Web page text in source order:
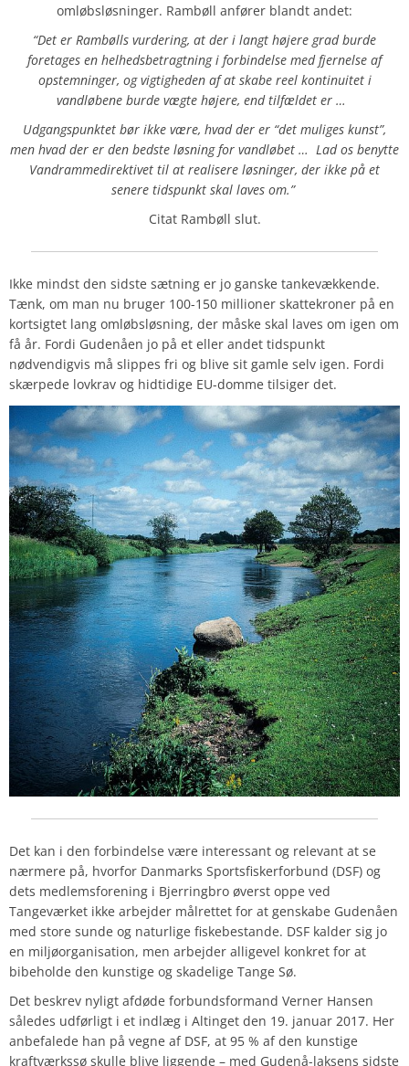
omløbsløsninger. Rambøll anfører blandt andet:
“Det er Rambølls vurdering, at der i langt højere grad burde
foretages en helhedsbetragtning i forbindelse med fjernelse af
opstemninger, og vigtigheden af at skabe reel kontinuitet i
vandløbene burde vægte højere, end tilfældet er …
Udgangspunktet bør ikke være, hvad der er “det muliges kunst”,
men hvad der er den bedste løsning for vandløbet … Lad os benytte
Vandrammedirektivet til at realisere løsninger, der ikke på et
senere tidspunkt skal laves om.”
Citat Rambøll slut.
Ikke mindst den sidste sætning er jo ganske tankevækkende.
Tænk, om man nu bruger 100-150 millioner skattekroner på en
kortsigtet lang omløbsløsning, der måske skal laves om igen om
få år. Fordi Gudenåen jo på et eller andet tidspunkt
nødvendigvis må slippes fri og blive sit gamle selv igen. Fordi
skærpede lovkrav og hidtidige EU-domme tilsiger det.
Det kan i den forbindelse være interessant og relevant at se
nærmere på, hvorfor Danmarks Sportsfiskerforbund (DSF) og
dets medlemsforening i Bjerringbro øverst oppe ved
Tangeværket ikke arbejder målrettet for at genskabe Gudenåen
med store sunde og naturlige fiskebestande. DSF kalder sig jo
en miljøorganisation, men arbejder alligevel konkret for at
bibeholde den kunstige og skadelige Tange Sø.
Det beskrev nyligt afdøde forbundsformand Verner Hansen
således udførligt i et indlæg i Altinget den 19. januar 2017. Her
anbefalede han på vegne af DSF, at 95 % af den kunstige
kraftværkssø skulle blive liggende – med Gudenå-laksens sidste